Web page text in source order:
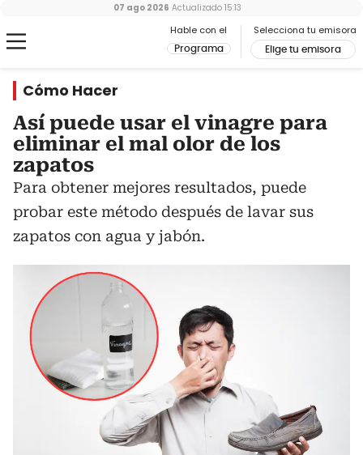
Hable con el
Programa
Selecciona tu emisora
Elige tu emisora
07 ago 2026 Actualizado 15:13
Cómo Hacer
Así puede usar el vinagre para
eliminar el mal olor de los
zapatos
Para obtener mejores resultados, puede
probar este método después de lavar sus
zapatos con agua y jabón.